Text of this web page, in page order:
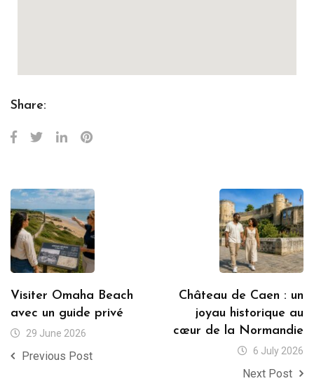
Share:
Visiter Omaha Beach
avec un guide privé
29 June 2026
Previous Post
Château de Caen : un
joyau historique au
cœur de la Normandie
6 July 2026
Next Post